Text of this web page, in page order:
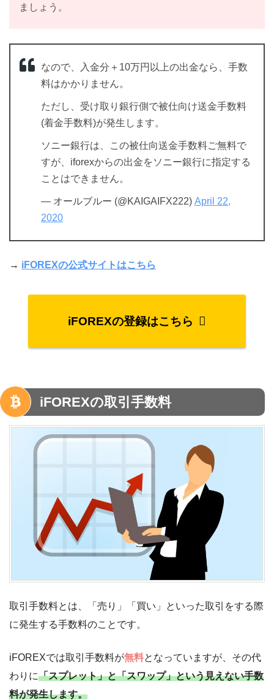
ましょう。
なので、入金分＋10万円以上の出金なら、手数
料はかかりません。
ただし、受け取り銀行側で被仕向け送金手数料
(着金手数料)が発生します。
ソニー銀行は、この被仕向送金手数料ご無料で
すが、iforexからの出金をソニー銀行に指定する
ことはできません。
— オールブルー (@KAIGAIFX222) April 22,
2020
→ iFOREXの公式サイトはこちら
iFOREXの登録はこちら
iFOREXの取引手数料
取引手数料とは、「売り」「買い」といった取引をする際
に発生する手数料のことです。
iFOREXでは取引手数料が無料となっていますが、その代
わりに「スプレット」と「スワップ」という見えない手数
料が発生します。